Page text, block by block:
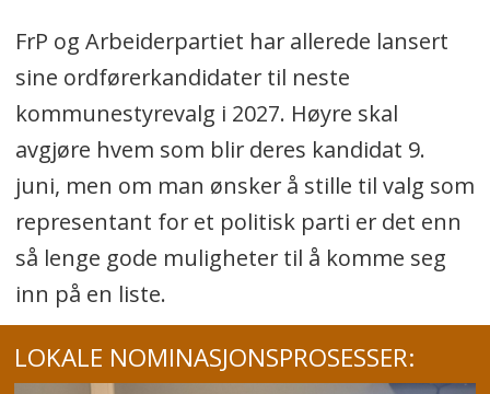
FrP og Arbeiderpartiet har allerede lansert
sine ordførerkandidater til neste
kommunestyrevalg i 2027. Høyre skal
avgjøre hvem som blir deres kandidat 9.
juni, men om man ønsker å stille til valg som
representant for et politisk parti er det enn
så lenge gode muligheter til å komme seg
inn på en liste.
LOKALE NOMINASJONSPROSESSER: